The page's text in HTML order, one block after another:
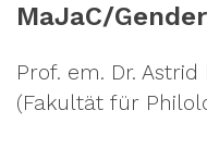
MaJaC/
Prof. em. Dr.
(Fakultät für